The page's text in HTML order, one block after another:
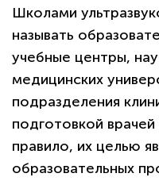
Школами
называть
учебные центры,
медицинских
подразделения
подготовкой
правило, их целью
образовательных